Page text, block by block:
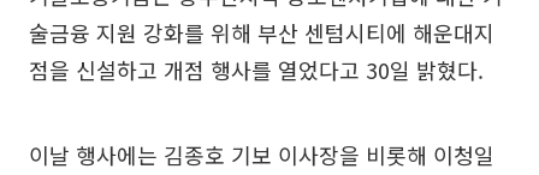
술금융 지원 강화를 위해 부산 센텀시티에 해운대지
점을 신설하고 개점 행사를 열었다고 30일 밝혔다.
이날 행사에는 김종호 기보 이사장을 비롯해 이청일